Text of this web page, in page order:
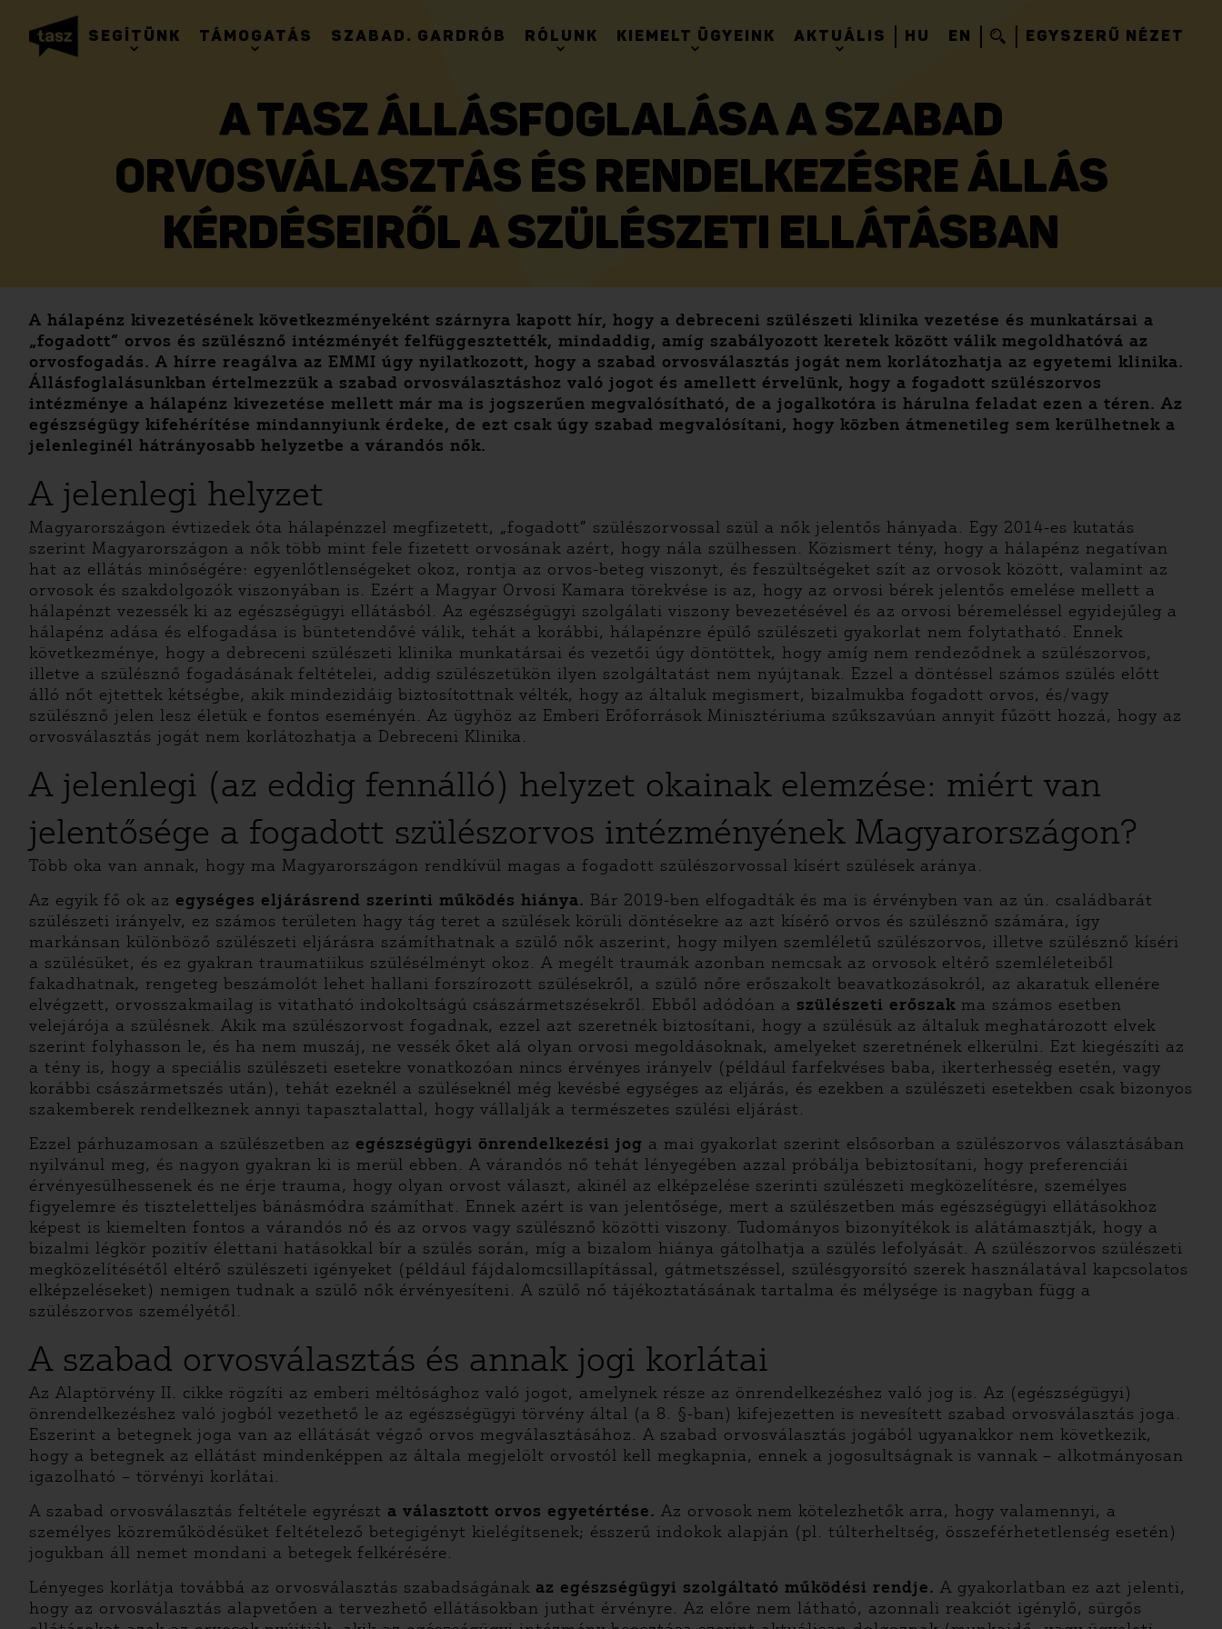
SEGÍTÜNK TÁMOGATÁS SZABAD. GARDRÓB RÓLUNK KIEMELT ÜGYEINK AKTUÁLIS HU EN EGYSZERŰ NÉZET
A TASZ ÁLLÁSFOGLALÁSA A SZABAD
ORVOSVÁLASZTÁS ÉS RENDELKEZÉSRE ÁLLÁS
KÉRDÉSEIRŐL A SZÜLÉSZETI ELLÁTÁSBAN
A hálapénz kivezetésének következményeként szárnyra kapott hír, hogy a debreceni szülészeti klinika vezetése és munkatársai a
„fogadott” orvos és szülésznő intézményét felfüggesztették, mindaddig, amíg szabályozott keretek között válik megoldhatóvá az
orvosfogadás. A hírre reagálva az EMMI úgy nyilatkozott, hogy a szabad orvosválasztás jogát nem korlátozhatja az egyetemi klinika.
Állásfoglalásunkban értelmezzük a szabad orvosválasztáshoz való jogot és amellett érvelünk, hogy a fogadott szülészorvos
intézménye a hálapénz kivezetése mellett már ma is jogszerűen megvalósítható, de a jogalkotóra is hárulna feladat ezen a téren. Az
egészségügy kifehérítése mindannyiunk érdeke, de ezt csak úgy szabad megvalósítani, hogy közben átmenetileg sem kerülhetnek a
jelenleginél hátrányosabb helyzetbe a várandós nők.
A jelenlegi helyzet
Magyarországon évtizedek óta hálapénzzel megfizetett, „fogadott” szülészorvossal szül a nők jelentős hányada. Egy 2014-es kutatás
szerint Magyarországon a nők több mint fele fizetett orvosának azért, hogy nála szülhessen. Közismert tény, hogy a hálapénz negatívan
hat az ellátás minőségére: egyenlőtlenségeket okoz, rontja az orvos-beteg viszonyt, és feszültségeket szít az orvosok között, valamint az
orvosok és szakdolgozók viszonyában is. Ezért a Magyar Orvosi Kamara törekvése is az, hogy az orvosi bérek jelentős emelése mellett a
hálapénzt vezessék ki az egészségügyi ellátásból. Az egészségügyi szolgálati viszony bevezetésével és az orvosi béremeléssel egyidejűleg a
hálapénz adása és elfogadása is büntetendővé válik, tehát a korábbi, hálapénzre épülő szülészeti gyakorlat nem folytatható. Ennek
következménye, hogy a debreceni szülészeti klinika munkatársai és vezetői úgy döntöttek, hogy amíg nem rendeződnek a szülészorvos,
illetve a szülésznő fogadásának feltételei, addig szülészetükön ilyen szolgáltatást nem nyújtanak. Ezzel a döntéssel számos szülés előtt
álló nőt ejtettek kétségbe, akik mindezidáig biztosítottnak vélték, hogy az általuk megismert, bizalmukba fogadott orvos, és/vagy
szülésznő jelen lesz életük e fontos eseményén. Az ügyhöz az Emberi Erőforrások Minisztériuma szűkszavúan annyit fűzött hozzá, hogy az
orvosválasztás jogát nem korlátozhatja a Debreceni Klinika.
A jelenlegi (az eddig fennálló) helyzet okainak elemzése: miért van
jelentősége a fogadott szülészorvos intézményének Magyarországon?
Több oka van annak, hogy ma Magyarországon rendkívül magas a fogadott szülészorvossal kísért szülések aránya.
Az egyik fő ok az egységes eljárásrend szerinti működés hiánya. Bár 2019-ben elfogadták és ma is érvényben van az ún. családbarát
szülészeti irányelv, ez számos területen hagy tág teret a szülések körüli döntésekre az azt kísérő orvos és szülésznő számára, így
markánsan különböző szülészeti eljárásra számíthatnak a szülő nők aszerint, hogy milyen szemléletű szülészorvos, illetve szülésznő kíséri
a szülésüket, és ez gyakran traumatiikus szülésélményt okoz. A megélt traumák azonban nemcsak az orvosok eltérő szemléleteiből
fakadhatnak, rengeteg beszámolót lehet hallani forszírozott szülésekről, a szülő nőre erőszakolt beavatkozásokról, az akaratuk ellenére
elvégzett, orvosszakmailag is vitatható indokoltságú császármetszésekről. Ebből adódóan a szülészeti erőszak ma számos esetben
velejárója a szülésnek. Akik ma szülészorvost fogadnak, ezzel azt szeretnék biztosítani, hogy a szülésük az általuk meghatározott elvek
szerint folyhasson le, és ha nem muszáj, ne vessék őket alá olyan orvosi megoldásoknak, amelyeket szeretnének elkerülni. Ezt kiegészíti az
a tény is, hogy a speciális szülészeti esetekre vonatkozóan nincs érvényes irányelv (például farfekvéses baba, ikerterhesség esetén, vagy
korábbi császármetszés után), tehát ezeknél a szüléseknél még kevésbé egységes az eljárás, és ezekben a szülészeti esetekben csak bizonyos
szakemberek rendelkeznek annyi tapasztalattal, hogy vállalják a természetes szülési eljárást.
Ezzel párhuzamosan a szülészetben az egészségügyi önrendelkezési jog a mai gyakorlat szerint elsősorban a szülészorvos választásában
nyilvánul meg, és nagyon gyakran ki is merül ebben. A várandós nő tehát lényegében azzal próbálja bebiztosítani, hogy preferenciái
érvényesülhessenek és ne érje trauma, hogy olyan orvost választ, akinél az elképzelése szerinti szülészeti megközelítésre, személyes
figyelemre és tiszteletteljes bánásmódra számíthat. Ennek azért is van jelentősége, mert a szülészetben más egészségügyi ellátásokhoz
képest is kiemelten fontos a várandós nő és az orvos vagy szülésznő közötti viszony. Tudományos bizonyítékok is alátámasztják, hogy a
bizalmi légkör pozitív élettani hatásokkal bír a szülés során, míg a bizalom hiánya gátolhatja a szülés lefolyását. A szülészorvos szülészeti
megközelítésétől eltérő szülészeti igényeket (például fájdalomcsillapítással, gátmetszéssel, szülésgyorsító szerek használatával kapcsolatos
elképzeléseket) nemigen tudnak a szülő nők érvényesíteni. A szülő nő tájékoztatásának tartalma és mélysége is nagyban függ a
szülészorvos személyétől.
A szabad orvosválasztás és annak jogi korlátai
Az Alaptörvény II. cikke rögzíti az emberi méltósághoz való jogot, amelynek része az önrendelkezéshez való jog is. Az (egészségügyi)
önrendelkezéshez való jogból vezethető le az egészségügyi törvény által (a 8. §-ban) kifejezetten is nevesített szabad orvosválasztás joga.
Eszerint a betegnek joga van az ellátását végző orvos megválasztásához. A szabad orvosválasztás jogából ugyanakkor nem következik,
hogy a betegnek az ellátást mindenképpen az általa megjelölt orvostól kell megkapnia, ennek a jogosultságnak is vannak – alkotmányosan
igazolható – törvényi korlátai.
A szabad orvosválasztás feltétele egyrészt a választott orvos egyetértése. Az orvosok nem kötelezhetők arra, hogy valamennyi, a
személyes közreműködésüket feltételező betegigényt kielégítsenek; ésszerű indokok alapján (pl. túlterheltség, összeférhetetlenség esetén)
jogukban áll nemet mondani a betegek felkérésére.
Lényeges korlátja továbbá az orvosválasztás szabadságának az egészségügyi szolgáltató működési rendje. A gyakorlatban ez azt jelenti,
hogy az orvosválasztás alapvetően a tervezhető ellátásokban juthat érvényre. Az előre nem látható, azonnali reakciót igénylő, sürgős